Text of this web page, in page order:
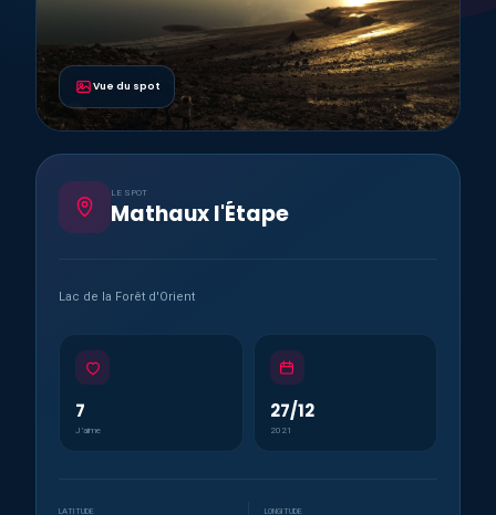
Vue du spot
LE SPOT
Mathaux l'Étape
Lac de la Forêt d'Orient
7
J’aime
27/12
2021
LATITUDE LONGITUDE